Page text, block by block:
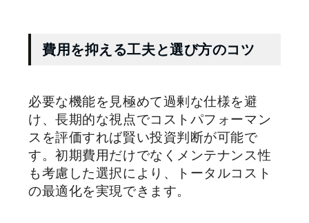
費用を抑える工夫と選び方のコツ
必要な機能を見極めて過剰な仕様を避
け、長期的な視点でコストパフォーマン
スを評価すれば賢い投資判断が可能で
す。初期費用だけでなくメンテナンス性
も考慮した選択により、トータルコスト
の最適化を実現できます。